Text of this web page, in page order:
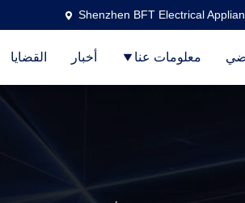
Shenzhen BFT Electrical
معلومات عنا أخبار القضايا